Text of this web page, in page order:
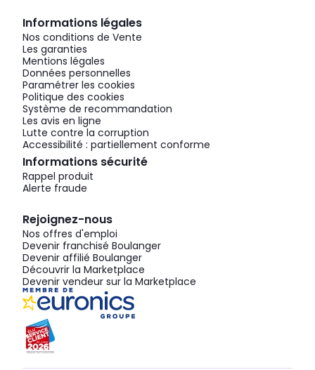
Informations légales
Nos conditions de Vente
Les garanties
Mentions légales
Données personnelles
Paramétrer les cookies
Politique des cookies
Système de recommandation
Les avis en ligne
Lutte contre la corruption
Accessibilité : partiellement conforme
Informations sécurité
Rappel produit
Alerte fraude
Rejoignez-nous
Nos offres d'emploi
Devenir franchisé Boulanger
Devenir affilié Boulanger
Découvrir la Marketplace
Devenir vendeur sur la Marketplace